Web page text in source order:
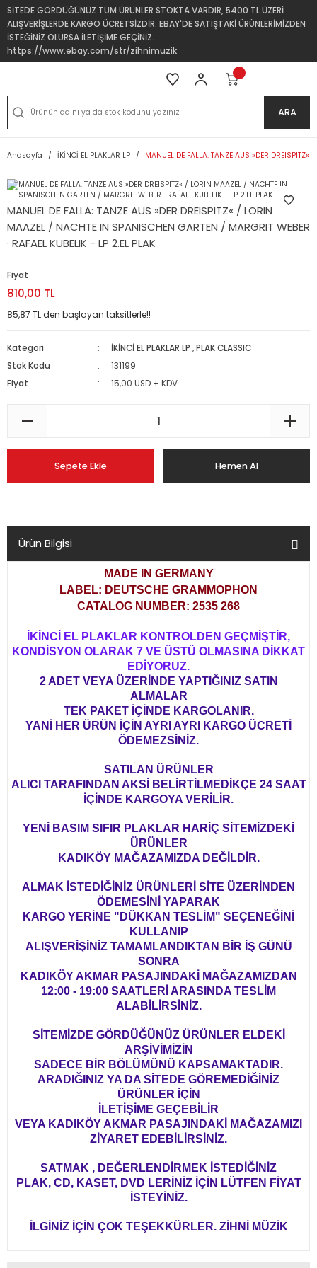
SİTEDE GÖRDÜĞÜNÜZ TÜM ÜRÜNLER STOKTA VARDIR, 5400 TL ÜZERİ
ALIŞVERİŞLERDE KARGO ÜCRETSİZDİR. EBAY'DE SATIŞTAKİ ÜRÜNLERİMİZDEN
İSTEĞİNİZ OLURSA İLETİŞİME GEÇİNİZ.
https://www.ebay.com/str/zihnimuzik
ARA
Anasayfa İKİNCİ EL PLAKLAR LP MANUEL DE FALLA: TANZE AUS »DER
MANUEL DE FALLA: TANZE AUS »DER DREISPITZ« / LORIN
MAAZEL / NACHTE IN SPANISCHEN GARTEN / MARGRIT WEBER
· RAFAEL KUBELIK - LP 2.EL PLAK
Fiyat
810,00 TL
85,87 TL den başlayan taksitlerle!!
Kategori İKİNCİ EL PLAKLAR LP ,PLAK CLASSIC
Stok Kodu
131199
Fiyat
15,00 USD + KDV
Sepete Ekle Hemen Al
Ürün Bilgisi
MADE IN GERMANY
LABEL: DEUTSCHE GRAMMOPHON
CATALOG NUMBER: 2535 268
İKİNCİ EL PLAKLAR KONTROLDEN GEÇMİŞTİR,
KONDİSYON OLARAK 7 VE ÜSTÜ OLMASINA DİKKAT
EDİYORUZ.
2 ADET VEYA ÜZERİNDE YAPTIĞINIZ SATIN
ALMALAR
TEK PAKET İÇİNDE KARGOLANIR.
YANİ HER ÜRÜN İÇİN AYRI AYRI KARGO ÜCRETİ
ÖDEMEZSİNİZ.
SATILAN ÜRÜNLER
ALICI TARAFINDAN AKSİ BELİRTİLMEDİKÇE 24 SAAT
İÇİNDE KARGOYA VERİLİR.
YENİ BASIM SIFIR PLAKLAR HARİÇ SİTEMİZDEKİ
ÜRÜNLER
KADIKÖY MAĞAZAMIZDA DEĞİLDİR.
ALMAK İSTEDİĞİNİZ ÜRÜNLERİ SİTE ÜZERİNDEN
ÖDEMESİNİ YAPARAK
KARGO YERİNE "DÜKKAN TESLİM" SEÇENEĞİNİ
KULLANIP
ALIŞVERİŞİNİZ TAMAMLANDIKTAN BİR İŞ GÜNÜ
SONRA
KADIKÖY AKMAR PASAJINDAKİ MAĞAZAMIZDAN
12:00 - 19:00 SAATLERİ ARASINDA TESLİM
ALABİLİRSİNİZ.
SİTEMİZDE GÖRDÜĞÜNÜZ ÜRÜNLER ELDEKİ
ARŞİVİMİZİN
SADECE BİR BÖLÜMÜNÜ KAPSAMAKTADIR.
ARADIĞINIZ YA DA SİTEDE GÖREMEDİĞİNİZ
ÜRÜNLER İÇİN
İLETİŞİME GEÇEBİLİR
VEYA KADIKÖY AKMAR PASAJINDAKİ MAĞAZAMIZI
ZİYARET EDEBİLİRSİNİZ.
SATMAK , DEĞERLENDİRMEK İSTEDİĞİNİZ
PLAK, CD, KASET, DVD LERİNİZ İÇİN LÜTFEN FİYAT
İSTEYİNİZ.
İLGİNİZ İÇİN ÇOK TEŞEKKÜRLER. ZİHNİ MÜZİK